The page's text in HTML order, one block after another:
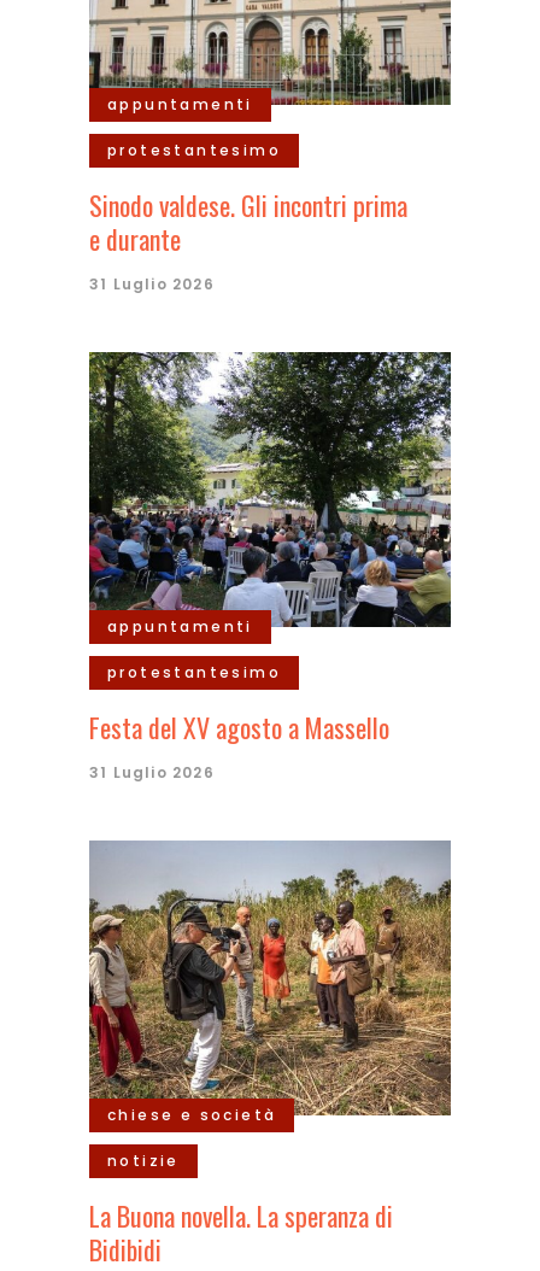
appuntamenti
protestantesimo
Sinodo valdese. Gli incontri prima
e durante
31 Luglio 2026
appuntamenti
protestantesimo
Festa del XV agosto a Massello
31 Luglio 2026
chiese e società
notizie
La Buona novella. La speranza di
Bidibidi